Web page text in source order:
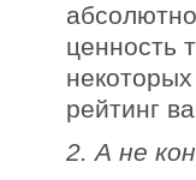
ценность
рейтинг
2. А не